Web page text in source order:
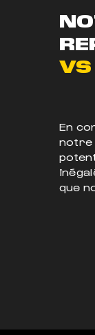
VS
En
notre
que